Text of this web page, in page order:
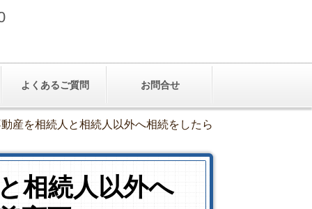
よくあるご質問 お問合せ
産を相続人と相続人以外へ相続をしたら
相続人以外へ